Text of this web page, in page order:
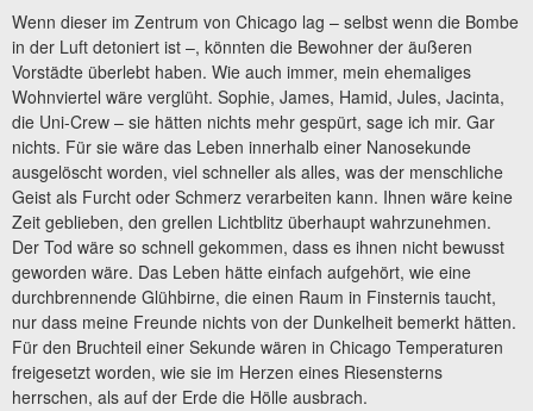
Wenn dieser im Zentrum von Chicago lag – selbst wenn die Bombe
in der Luft detoniert ist –, könnten die Bewohner der äußeren
Vorstädte überlebt haben. Wie auch immer, mein ehemaliges
Wohnviertel wäre verglüht. Sophie, James, Hamid, Jules, Jacinta,
die Uni-Crew – sie hätten nichts mehr gespürt, sage ich mir. Gar
nichts. Für sie wäre das Leben innerhalb einer Nanosekunde
ausgelöscht worden, viel schneller als alles, was der menschliche
Geist als Furcht oder Schmerz verarbeiten kann. Ihnen wäre keine
Zeit geblieben, den grellen Lichtblitz überhaupt wahrzunehmen.
Der Tod wäre so schnell gekommen, dass es ihnen nicht bewusst
geworden wäre. Das Leben hätte einfach aufgehört, wie eine
durchbrennende Glühbirne, die einen Raum in Finsternis taucht,
nur dass meine Freunde nichts von der Dunkelheit bemerkt hätten.
Für den Bruchteil einer Sekunde wären in Chicago Temperaturen
freigesetzt worden, wie sie im Herzen eines Riesensterns
herrschen, als auf der Erde die Hölle ausbrach.